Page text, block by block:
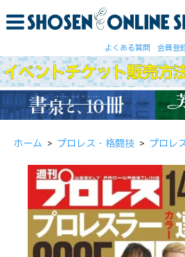
よくある質問 会員登
ホーム > プロレス・格闘技 > プロレ